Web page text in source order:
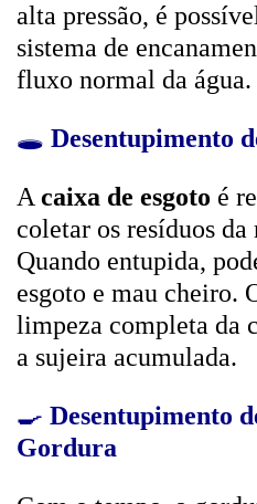
alta pressão, é
sistema de
fluxo normal da água.
🕳️ Desentupimento
A caixa de esgoto é
coletar os resíduos da
Quando entupida,
esgoto e mau cheiro.
limpeza completa da
a sujeira acumulada.
🍳 Desentupimento
Gordura